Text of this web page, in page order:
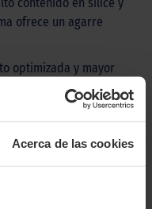
Acerca de las cookies
ofrece un agarre
optimizada y mayor
Terrain A/T002
sin sacrificar la